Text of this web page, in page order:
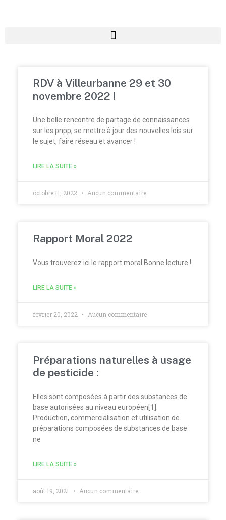
RDV à Villeurbanne 29 et 30
novembre 2022 !
Une belle rencontre de partage de connaissances
sur les pnpp, se mettre à jour des nouvelles lois sur
le sujet, faire réseau et avancer !
LIRE LA SUITE »
octobre 11, 2022 Aucun commentaire
Rapport Moral 2022
Vous trouverez ici le rapport moral Bonne lecture !
LIRE LA SUITE »
février 20, 2022 Aucun commentaire
Préparations naturelles à usage
de pesticide :
Elles sont composées à partir des substances de
base autorisées au niveau européen[1].
Production, commercialisation et utilisation de
préparations composées de substances de base
ne
LIRE LA SUITE »
août 19, 2021 Aucun commentaire